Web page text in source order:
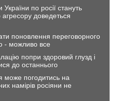
по росії стануть
доведеться
поновлення переговорного
- можливо все
попри здоровий глузд і
до останнього
може погодитись на
намірів росіяни не